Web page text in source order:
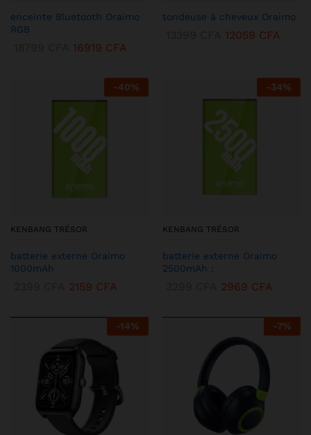
enceinte Bluetooth Oraimo
RGB
16919 CFA
tondeuse à cheveux Oraimo
12059 CFA
-40%
KENBANG TRÉSOR
batterie externe Oraimo
1000mAh
2159 CFA
-34%
KENBANG TRÉSOR
batterie externe Oraimo
2500mAh :
2969 CFA
-14% -7%